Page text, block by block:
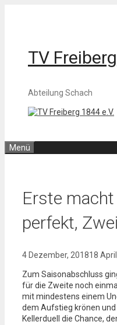
TV
Abteilung Schach
Menü
Erste
perfekt,
4 Dezember, 201818
Zum Saisonabschluss
für die Zweite noch
mit mindestens einem
dem Aufstieg krönen
Kellerduell die Chance,